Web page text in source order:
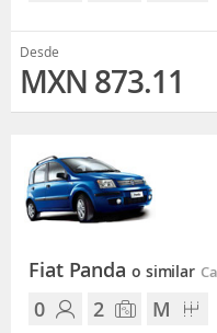
Desde
MXN 873.11
Fiat Panda o similar
0 2 M